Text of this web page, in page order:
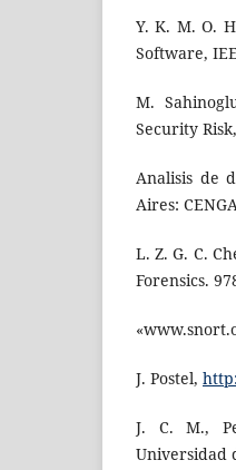
Y. K. M. O.
Software,
M.
Security
Analisis de
Aires:
L. Z. G. C.
Forensics.
J. Postel,
J. C. M.,
Universidad